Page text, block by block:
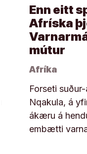
Enn eitt
Afríska
mútur
Afríka
Forseti
Nqakula, á
ákæru á
embætti